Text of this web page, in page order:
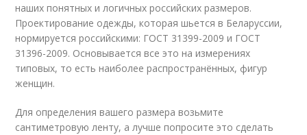
наших понятных и логичных российских размеров.
Проектирование одежды, которая шьется в Беларуссии,
нормируется российскими: ГОСТ 31399-2009 и ГОСТ
31396-2009. Основывается все это на измерениях
типовых, то есть наиболее распространённых, фигур
женщин.
Для определения вашего размера возьмите
сантиметровую ленту, а лучше попросите это сделать